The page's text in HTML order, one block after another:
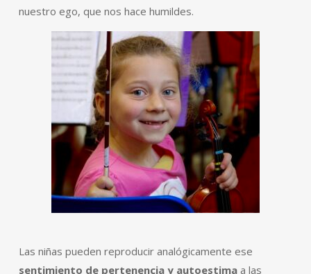
nuestro ego, que nos hace humildes.
Las niñas pueden reproducir analógicamente ese
sentimiento de pertenencia y autoestimaa las